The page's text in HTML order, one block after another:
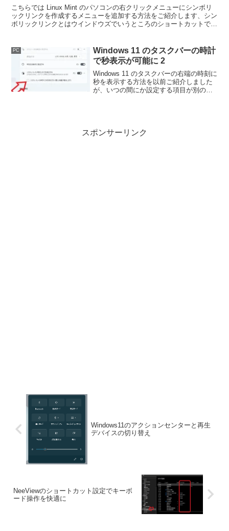
こちらでは Linux Mint のパソコンの右クリックメニューにシンボリ
ックリンクを作成するメニューを追加する方法をご紹介します、シン
ボリックリンクとはウインドウズでいうところのショートカットです
PC
Windows 11 のタスクバーの時計
で秒表示が可能に 2
Windows 11 のタスクバーの右端の時刻に
秒を表示する方法を以前ご紹介しました
が、いつの間にか設定する項目が別の場
スポンサーリンク
Windows11のアクションセンターと再生
デバイスの切り替え
NeeViewのショートカット設定でキーボ
ード操作を快適に